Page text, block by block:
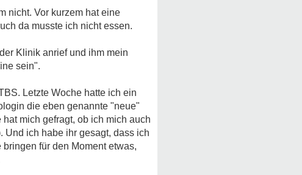
nicht. Vor kurzem hat eine
da musste ich nicht essen.
Klinik anrief und ihm mein
sein".
Letzte Woche hatte ich ein
die eben genannte "neue"
mich gefragt, ob ich mich auch
Und ich habe ihr gesagt, dass ich
für den Moment etwas,